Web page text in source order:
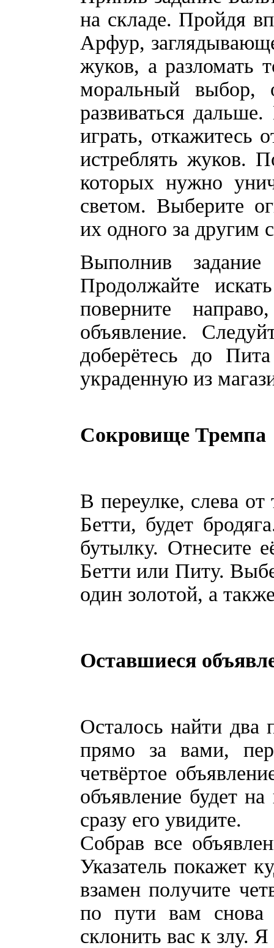
на складе. Пройдя
Арфур,
жуков, а разломать
моральный выбор,
развиваться
играть, откажитесь
истреблять жуков.
которых нужно
светом. Выберите
их одного за другим
Выполнив
Продолжайте
поверните
объявление.
доберётесь до
украденную из
Сокровище Тремпа
В переулке, слева
Бетти, будет
бутылку. Отнесите
Бетти или Питу.
один золотой, а
Оставшиеся
Осталось найти два
прямо за вами,
четвёртое
объявление будет
сразу его увидите.
Собрав все
Указатель покажет
взамен получите
по пути вам снова
склонить вас к злу.